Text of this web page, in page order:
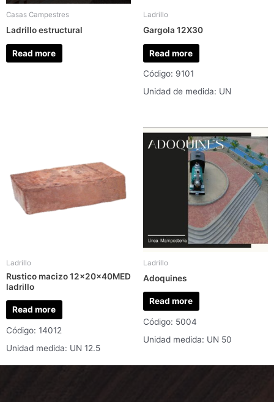
Casas Campestres
Ladrillo estructural
Read more
Ladrillo
Gargola 12X30
Read more
Código: 9101
Unidad de medida: UN
Ladrillo
Rustico macizo 12x20x40MED
ladrillo
Read more
Código: 14012
Unidad medida: UN 12.5
Ladrillo
Adoquines
Read more
Código: 5004
Unidad medida: UN 50